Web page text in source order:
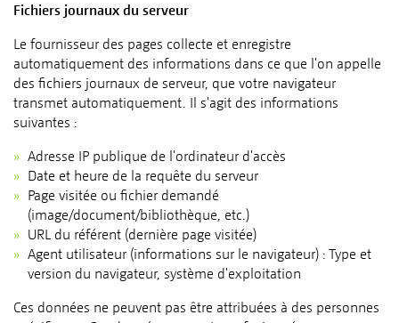
Fichiers journaux du serveur
Le fournisseur des pages collecte et enregistre
automatiquement des informations dans ce que l'on appelle
des fichiers journaux de serveur, que votre navigateur
transmet automatiquement. Il s'agit des informations
suivantes :
Adresse IP publique de l'ordinateur d'accès
Date et heure de la requête du serveur
Page visitée ou fichier demandé
(image/document/bibliothèque, etc.)
URL du référent (dernière page visitée)
Agent utilisateur (informations sur le navigateur) : Type et
version du navigateur, système d'exploitation
Ces données ne peuvent pas être attribuées à des personnes